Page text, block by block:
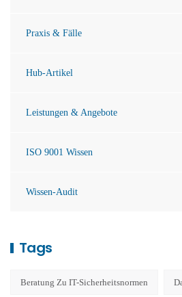
Praxis & Fälle
Hub-Artikel
Leistungen & Angebote
ISO 9001 Wissen
Wissen-Audit
Tags
Beratung Zu IT-Sicherheitsnormen